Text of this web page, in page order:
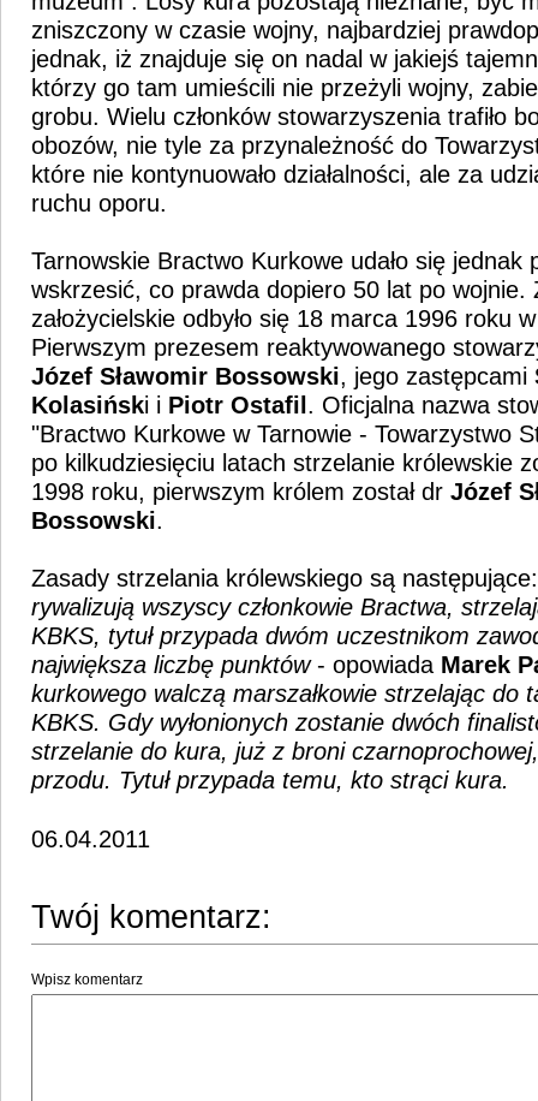
zniszczony w czasie wojny, najbardziej
jednak, iż znajduje się on nadal w jakiejś
którzy go tam umieścili nie przeżyli wojny,
grobu. Wielu członków stowarzyszenia trafiło
obozów, nie tyle za przynależność do
które nie kontynuowało działalności, ale za
ruchu oporu.
Tarnowskie Bractwo Kurkowe udało się jednak
wskrzesić, co prawda dopiero 50 lat po wojnie.
założycielskie odbyło się 18 marca 1996 roku
Pierwszym prezesem reaktywowanego
Józef Sławomir Bossowski, jego zastępcami
Kolasiński i Piotr Ostafil . Oficjalna nazwa
"Bractwo Kurkowe w Tarnowie - Towarzystwo
po kilkudziesięciu latach strzelanie królewskie
1998 roku, pierwszym królem został dr Józef
Bossowski.
Zasady strzelania królewskiego są
rywalizują wszyscy członkowie Bractwa,
KBKS, tytuł przypada dwóm uczestnikom
największa liczbę punktów- opowiada Marek
kurkowego walczą marszałkowie strzelając do
KBKS. Gdy wyłonionych zostanie dwóch
strzelanie do kura, już z broni
przodu. Tytuł przypada temu, kto strąci kura.
06.04.2011
Twój komentarz:
Wpisz komentarz